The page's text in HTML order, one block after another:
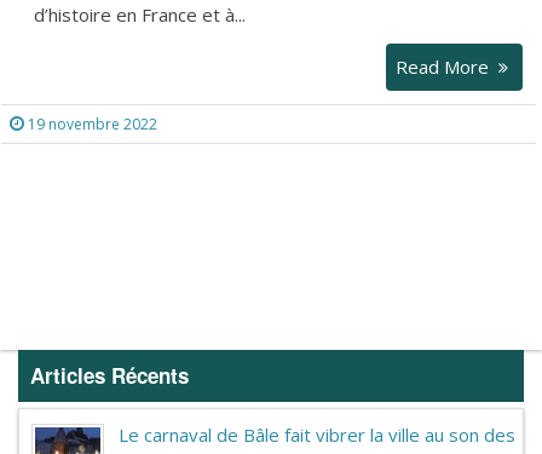
d’histoire en France et à...
Read More
19 novembre 2022
Articles Récents
Le carnaval de Bâle fait vibrer la ville au son des